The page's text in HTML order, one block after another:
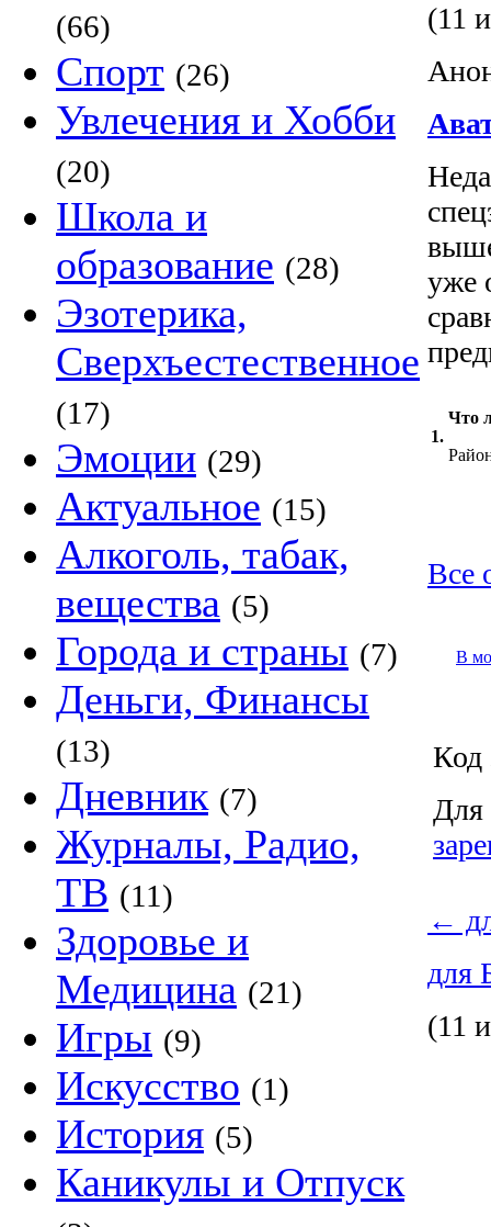
(66)
Спорт (26)
Увлечения и Хобби
(20)
Школа и
образование (28)
Эзотерика,
Сверхъестественное
(17)
Эмоции (29)
Актуальное (15)
Алкоголь, табак,
вещества (5)
Города и страны (7)
Деньги, Финансы
(13)
Дневник (7)
Журналы, Радио,
ТВ (11)
Здоровье и
Медицина (21)
Игры (9)
Искусство (1)
История (5)
Каникулы и Отпуск
(11
уже
1.
Что
Все
В
Код
Для
←
для
(11